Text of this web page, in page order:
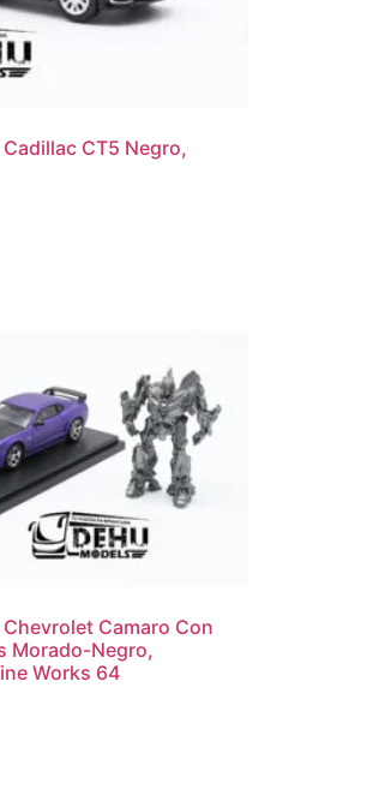
CT5 Negro,
Camaro Con
Morado-Negro,
Works 64